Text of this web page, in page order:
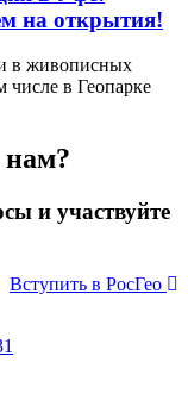
на открытия!
в живописных
числе в Геопарке
нам?
и участвуйте
Вступить в РосГео